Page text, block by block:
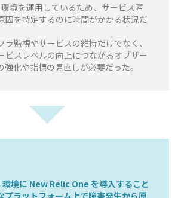
環境を運用しているため、サービス障
因を特定するのに時間がかかる状況だ
ラ監視やサービスの維持だけでなく、
ビスレベルの向上につながるオブザー
強化や指標の見直しが必要だった。
環境に New Relic One を導入すること
プラットフォーム上で障害発生から原